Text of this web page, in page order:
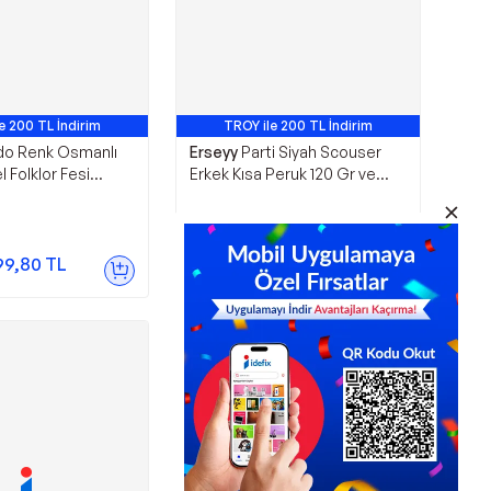
200 TL İndirim
Renk Osmanlı
Folklor Fesi
TL
TROY ile 200 TL İndirim
Erseyy Parti Siyah Scouser
Erkek Kısa Peruk 120 Gr ve
636,80 TL
Sepette573,12TL